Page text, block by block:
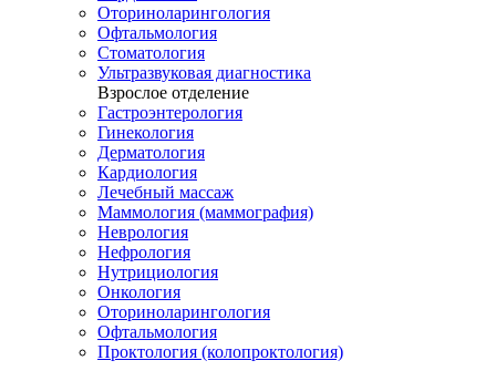
Оториноларингология
Офтальмология
Стоматология
Ультразвуковая диагностика
Взрослое отделение
Гастроэнтерология
Гинекология
Дерматология
Кардиология
Лечебный массаж
Маммология (маммография)
Неврология
Нефрология
Нутрициология
Онкология
Оториноларингология
Офтальмология
Проктология (колопроктология)